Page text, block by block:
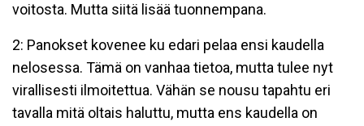
voitosta. Mutta siitä lisää tuonnempana.
2: Panokset kovenee ku edari pelaa ensi kaudella
nelosessa. Tämä on vanhaa tietoa, mutta tulee nyt
virallisesti ilmoitettua. Vähän se nousu tapahtu eri
tavalla mitä oltais haluttu, mutta ens kaudella on